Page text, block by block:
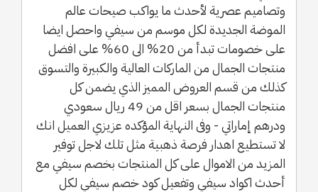
وتصاميم عصرية لأحدث ما يواكب صيحات عالم
الموضة الجديدة لكل موسم من سيفي واحصل ايضا
على خصومات تبدأ من 20% الى 60% على افضل
منتجات الجمال من الماركات العالية والكبيرة والتسوق
كذلك من قسم العروض المميز الذي يضمن كل
منتجات الجمال بسعر اقل من 49 ريال سعودي
ودرهم إماراتي - وفى النهاية المؤكده عزيزي العميل انك
لا تستطيع اهدار فرصة ذهبية مثل تلك لاجل توفير
المزيد من الاموال على كل المنتجات بخصم سيفي مع
أحدث اكواد سيفي وتفعيل كود خصم سيفي لكل